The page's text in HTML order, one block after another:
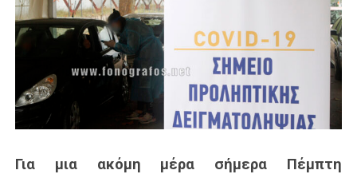
Για μια ακόμη μέρα σήμερα Πέμπτη